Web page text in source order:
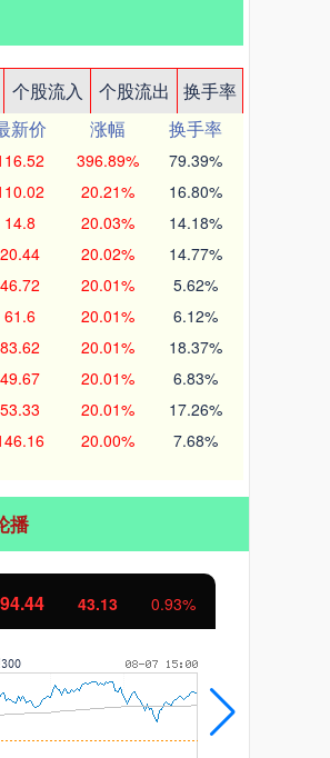
个股流入 个股流出
换手率
新价 涨幅
换手率
396.89% 79.39%
20.21% 16.80%
14.8 20.03% 14.18%
20.44 20.02% 14.77%
46.72 20.01% 5.62%
61.6 20.01% 6.12%
83.62 20.01% 18.37%
49.67 20.01% 6.83%
53.33 20.01% 17.26%
20.00% 7.68%
播
11.37 1.01%